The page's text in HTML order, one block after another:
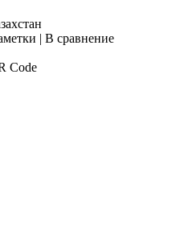
| В сравнение